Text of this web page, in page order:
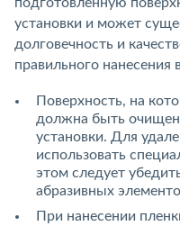
установки и может
долговечность и
правильного нанесения
Поверхность, на
должна быть
установки. Для
использовать
этом следует
абразивных
При нанесении